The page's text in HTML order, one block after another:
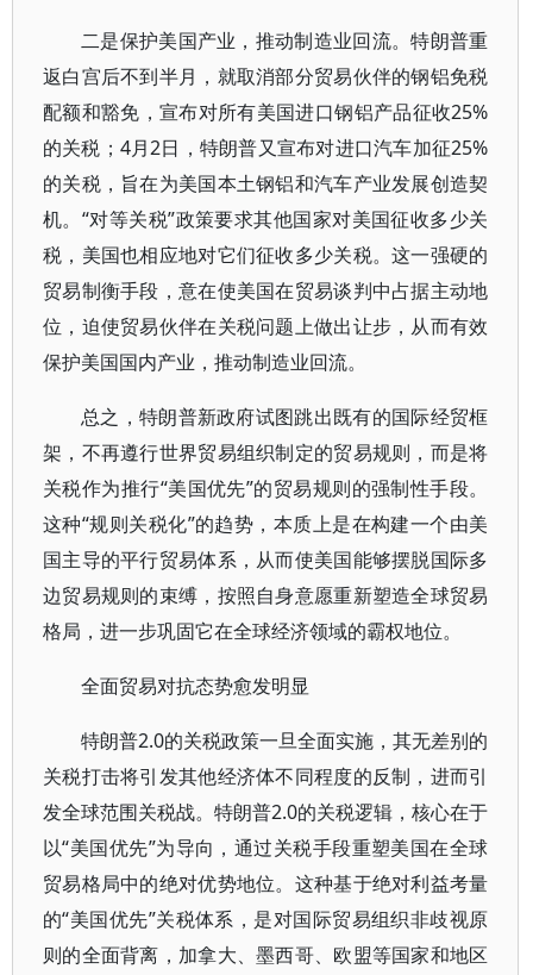
二是保护美国产业，推动制造业回流。特朗普重
返白宫后不到半月，就取消部分贸易伙伴的钢铝免税
配额和豁免，宣布对所有美国进口钢铝产品征收25%
的关税；4月2日，特朗普又宣布对进口汽车加征25%
的关税，旨在为美国本土钢铝和汽车产业发展创造契
机。“对等关税”政策要求其他国家对美国征收多少关
税，美国也相应地对它们征收多少关税。这一强硬的
贸易制衡手段，意在使美国在贸易谈判中占据主动地
位，迫使贸易伙伴在关税问题上做出让步，从而有效
保护美国国内产业，推动制造业回流。
总之，特朗普新政府试图跳出既有的国际经贸框
架，不再遵行世界贸易组织制定的贸易规则，而是将
关税作为推行“美国优先”的贸易规则的强制性手段。
这种“规则关税化”的趋势，本质上是在构建一个由美
国主导的平行贸易体系，从而使美国能够摆脱国际多
边贸易规则的束缚，按照自身意愿重新塑造全球贸易
格局，进一步巩固它在全球经济领域的霸权地位。
全面贸易对抗态势愈发明显
特朗普2.0的关税政策一旦全面实施，其无差别的
关税打击将引发其他经济体不同程度的反制，进而引
发全球范围关税战。特朗普2.0的关税逻辑，核心在于
以“美国优先”为导向，通过关税手段重塑美国在全球
贸易格局中的绝对优势地位。这种基于绝对利益考量
的“美国优先”关税体系，是对国际贸易组织非歧视原
则的全面背离，加拿大、墨西哥、欧盟等国家和地区